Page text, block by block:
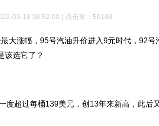
03-18 08:52:00 | 点击量：50188
大涨幅，95号汽油升价进入9元时代，92号
该选它了？
超过每桶139美元，创13年来新高，此后